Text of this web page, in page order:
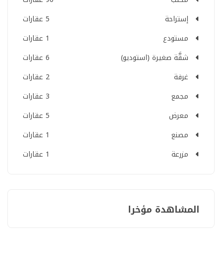
إستراحة
5 عقارات
مستودع
1 عقارات
شقَّة صغيرة (استوديو)
6 عقارات
غرفة
2 عقارات
مجمع
3 عقارات
معرض
5 عقارات
مصنع
1 عقارات
مزرعة
1 عقارات
المشاهدة مؤخرا